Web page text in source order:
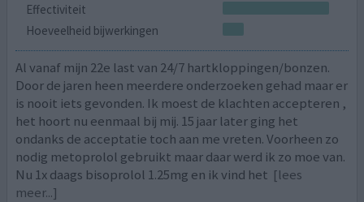
Effectiviteit
Hoeveelheid bijwerkingen
Al vanaf mijn 22e last van 24/7 hartkloppingen/bonzen.
Door de jaren heen meerdere onderzoeken gehad maar er
is nooit iets gevonden. Ik moest de klachten accepteren ,
het hoort nu eenmaal bij mij. 15 jaar later ging het
ondanks de acceptatie toch aan me vreten. Voorheen zo
nodig metoprolol gebruikt maar daar werd ik zo moe van.
Nu 1x daags bisoprolol 1.25mg en ik vind het [lees
meer...]